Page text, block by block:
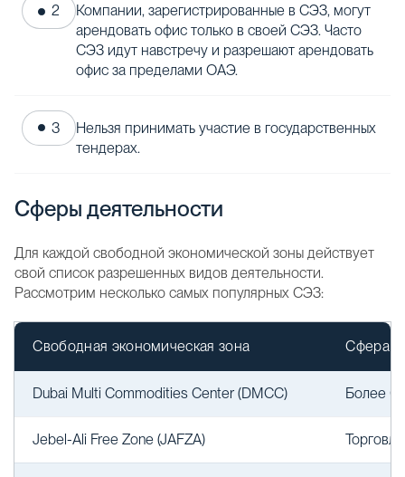
Компании, зарегистрированные в СЭЗ, могут
арендовать офис только в своей СЭЗ. Часто
СЭЗ идут навстречу и разрешают арендовать
офис за пределами ОАЭ.
Нельзя принимать участие в государственных
тендерах.
Сферы деятельности
Для каждой свободной экономической зоны действует
свой список разрешенных видов деятельности.
Рассмотрим несколько самых популярных СЭЗ:
Свободная экономическая зона Сфера
Dubai Multi Commodities Center (DMCC) Более
Jebel-Ali Free Zone (JAFZA)